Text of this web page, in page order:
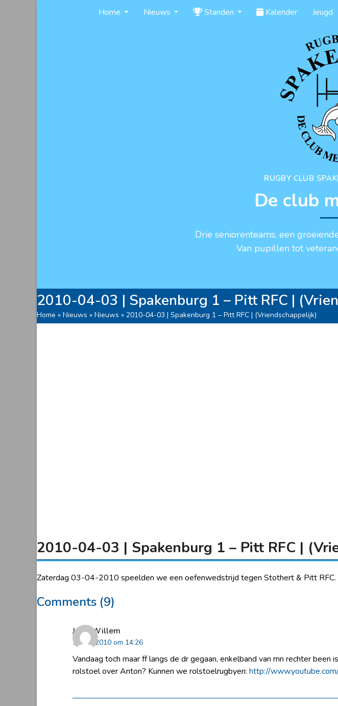
Home Nieuws Standen Kalender Jeugd
RUGBY CLUB
De club
Drie seniorenteams, een
Van pupillen tot
2010-04-03 | Spakenburg 1 – Pitt RFC |
Home » Nieuws » Nieuws » 2010-04-03 | Spakenburg 1 – Pitt RFC | (Vriendschappelijk)
2010-04-03 | Spakenburg 1 – Pitt RFC |
Zaterdag 03-04-2010 speelden we een oefenwedstrijd tegen Stothert & Pitt RFC.
Comments (9)
Jaap-Willem
1 april 2010 om 14:26
Vandaag toch maar ff langs de dr gegaan, enkelband van mn rechter
rolstoel over Anton? Kunnen we rolstoelrugbyen: http://